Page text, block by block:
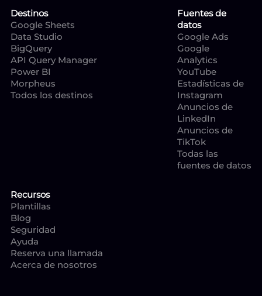
Destinos
Google Sheets
Data Studio
BigQuery
API Query Manager
Power BI
Morpheus
Todos los destinos
Fuentes de
datos
Google Ads
Google
Analytics
YouTube
Estadísticas de
Instagram
Anuncios de
LinkedIn
Anuncios de
TikTok
Todas las
fuentes de datos
Recursos
Plantillas
Blog
Seguridad
Ayuda
Reserva una llamada
Acerca de nosotros